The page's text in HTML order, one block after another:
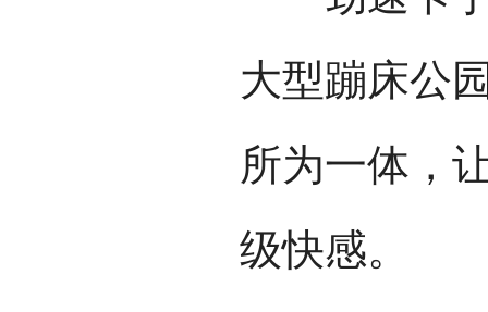
大型蹦床公
所为一体，
级快感。